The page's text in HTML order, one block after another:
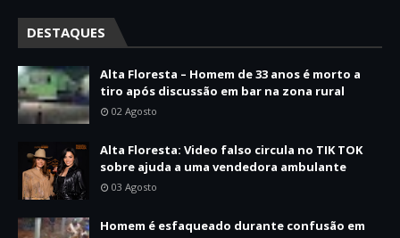
DESTAQUES
Alta Floresta – Homem de 33 anos é morto a
tiro após discussão em bar na zona rural
02 Agosto
Alta Floresta: Video falso circula no TIK TOK
sobre ajuda a uma vendedora ambulante
03 Agosto
Homem é esfaqueado durante confusão em